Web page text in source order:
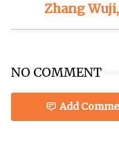
Zhang
NO COMMENT
Add